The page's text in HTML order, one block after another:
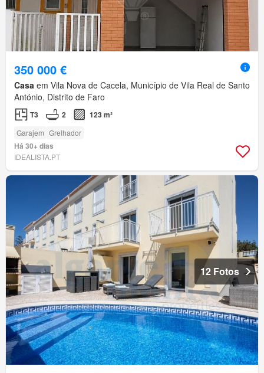
350 000 €
Casa em Vila Nova de Cacela, Município de Vila Real de Santo
António, Distrito de Faro
T3 2 123 m²
Garajem Grelhador
Há 30+ dias
IDEALISTA.PT
12 Fotos